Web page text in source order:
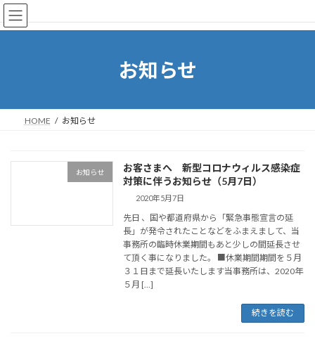
コ
ン
ナ
ビ
お知らせ
HOME お知らせ
お知らせ
お客さまへ 新型コロナウィルス感染症
対策に伴うお知らせ（5月7日）
2020年5月7日
先日 、国や都道府県から「緊急事態宣言の延
長」が発令されたことなどをふまえまして、当
事務所の臨時休業期間もあと少しの間延長させ
て頂く事になりました。 ■休業期間期間を５月
３１日まで延長いたします当事務所は、2020年
５月 […]
続きを読む